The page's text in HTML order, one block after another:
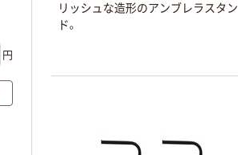
リッシュな造形のアンブレラスタン
ド。
円